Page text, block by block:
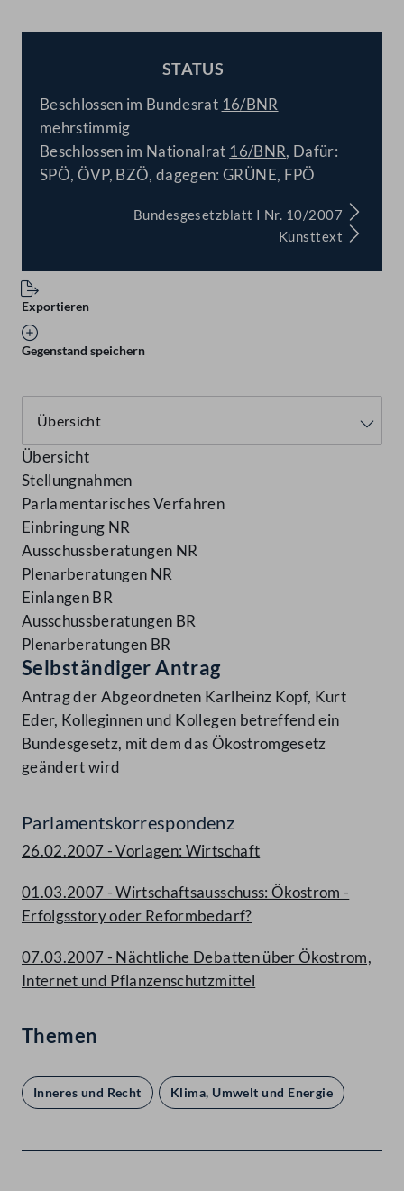
STATUS
Beschlossen im Bundesrat 16/BNR
mehrstimmig
Beschlossen im Nationalrat 16/BNR, Dafür:
SPÖ, ÖVP, BZÖ, dagegen: GRÜNE, FPÖ
Bundesgesetzblatt I Nr. 10/2007
Kunsttext
Exportieren
Gegenstand speichern
Übersicht
Stellungnahmen
Parlamentarisches Verfahren
Einbringung NR
Ausschussberatungen NR
Plenarberatungen NR
Einlangen BR
Ausschussberatungen BR
Plenarberatungen BR
Selbständiger Antrag
Antrag der Abgeordneten Karlheinz Kopf, Kurt
Eder, Kolleginnen und Kollegen betreffend ein
Bundesgesetz, mit dem das Ökostromgesetz
geändert wird
Parlamentskorrespondenz
26.02.2007 - Vorlagen: Wirtschaft
01.03.2007 - Wirtschaftsausschuss: Ökostrom -
Erfolgsstory oder Reformbedarf?
07.03.2007 - Nächtliche Debatten über Ökostrom,
Internet und Pflanzenschutzmittel
Themen
Inneres und Recht Klima, Umwelt und Energie